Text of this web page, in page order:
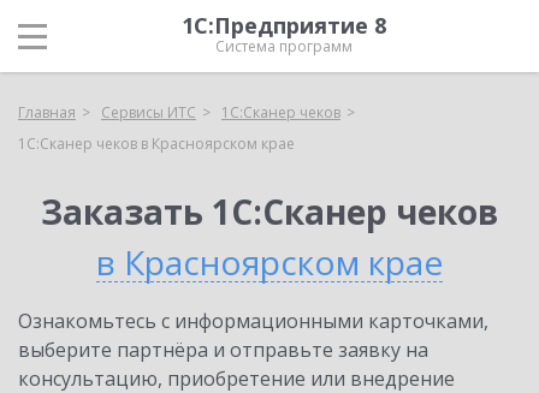
1С:Предприятие 8
Система программ
Главная Сервисы ИТС
1С:Сканер чеков
1С:Сканер чеков в Красноярском крае
Заказать 1С:Сканер чеков
в Красноярском крае
Ознакомьтесь с информационными карточками,
выберите партнёра и отправьте заявку на
консультацию, приобретение или внедрение